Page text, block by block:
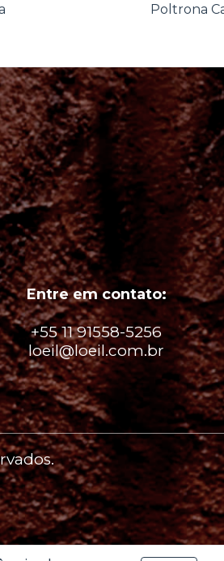
Poltrona
Entre em contato:
+55 11 91558-5256
loeil@loeil.com.br